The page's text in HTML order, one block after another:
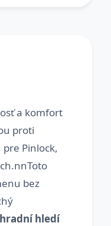
a komfort
proti
Pinlock,
bez
hledí